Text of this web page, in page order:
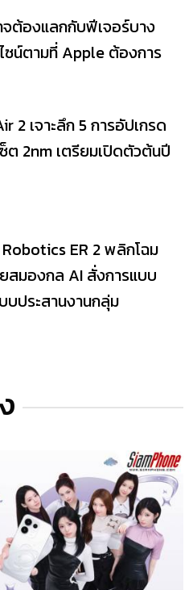
ต้องแลกกับฟีเจอร์บาง
ซน์ตามที่ Apple ต้องการ
2 เจาะลึก 5 การอัปเกรด
ต 2nm เตรียมเปิดตัวต้นปี
ER 2 พลิกโฉม
สมองกล AI สั่งการแบบ
ประสานงานกลุ่ม